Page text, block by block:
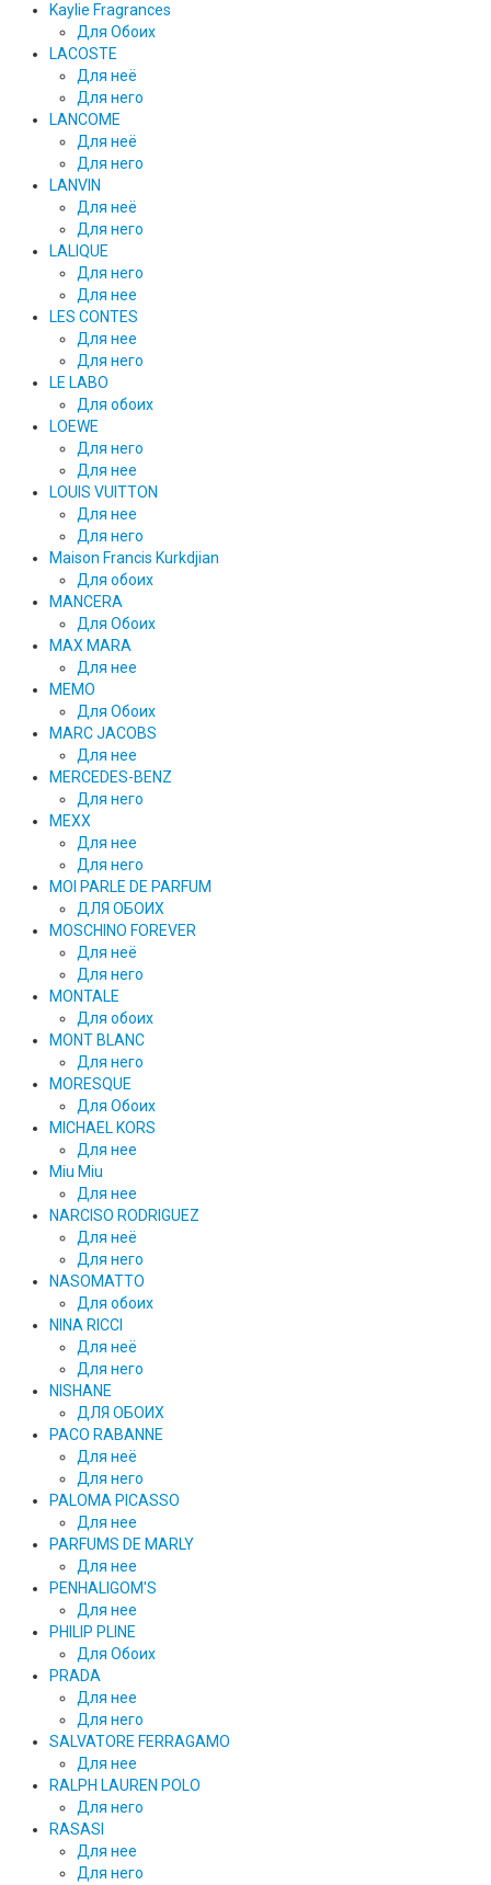
Kaylie Fragrances
Для Обоих
LACOSTE
Для неё
Для него
LANCOME
Для неё
Для него
LANVIN
Для неё
Для него
LALIQUE
Для него
Для нее
LES CONTES
Для нее
Для него
LE LABO
Для обоих
LOEWE
Для него
Для нее
LOUIS VUITTON
Для нее
Для него
Maison Francis Kurkdjian
Для обоих
MANCERA
Для Обоих
MAX MARA
Для нее
MEMO
Для Обоих
MARC JACOBS
Для нее
MERCEDES-BENZ
Для него
MEXX
Для нее
Для него
MOI PARLE DE PARFUM
ДЛЯ ОБОИХ
MOSCHINO FOREVER
Для неё
Для него
MONTALE
Для обоих
MONT BLANC
Для него
MORESQUE
Для Обоих
MICHAEL KORS
Для нее
Miu Miu
Для нее
NARCISO RODRIGUEZ
Для неё
Для него
NASOMATTO
Для обоих
NINA RICCI
Для неё
Для него
NISHANE
ДЛЯ ОБОИХ
PACO RABANNE
Для неё
Для него
PALOMA PICASSO
Для нее
PARFUMS DE MARLY
Для нее
PENHALIGOM'S
Для нее
PHILIP PLINE
Для Обоих
PRADA
Для нее
Для него
SALVATORE FERRAGAMO
Для нее
RALPH LAUREN POLO
Для него
RASASI
Для нее
Для него